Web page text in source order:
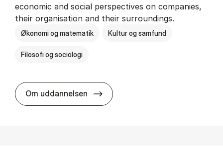
economic and social perspectives on companies,
their organisation and their surroundings.
Økonomi og matematik Kultur og samfund
Filosofi og sociologi
Om uddannelsen BSc in Busi­ness Ad­min­is­tra­tion